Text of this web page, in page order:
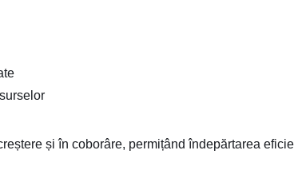
și în coborâre, permițând îndepărtarea